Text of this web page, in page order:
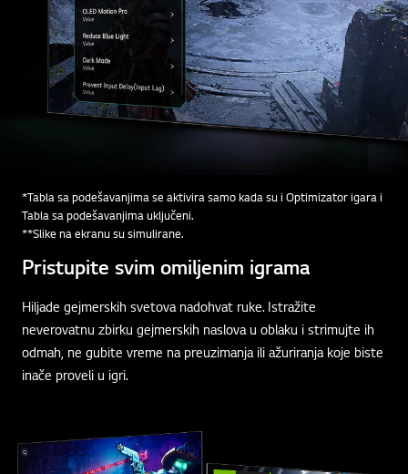
*Tabla sa podešavanjima se aktivira samo kada su i Optimizator igara i
Tabla sa podešavanjima uključeni.
**Slike na ekranu su simulirane.
Pristupite svim omiljenim igrama
Hiljade gejmerskih svetova nadohvat ruke. Istražite
neverovatnu zbirku gejmerskih naslova u oblaku i strimujte ih
odmah, ne gubite vreme na preuzimanja ili ažuriranja koje biste
inače proveli u igri.